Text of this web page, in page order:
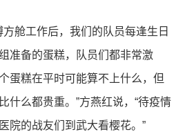
方舱工作后，我们的队员每逢生日
准备的蛋糕，队员们都非常激
蛋糕在平时可能算不上什么，但
什么都贵重。”方燕红说，“待疫情
院的战友们到武大看樱花。”